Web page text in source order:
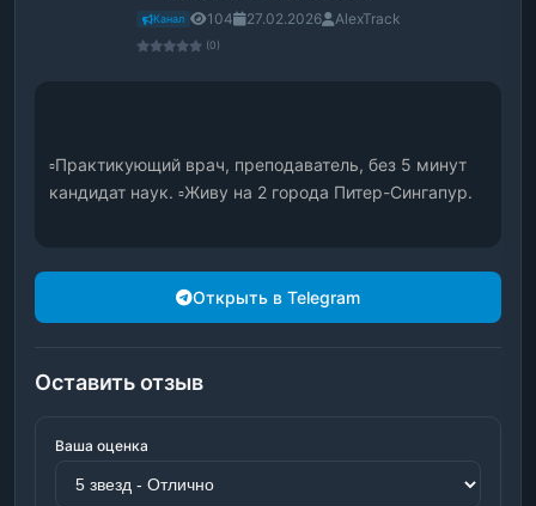
Канал 104 27.02.2026 AlexTrack
(0)
▫️Практикующий врач, преподаватель, без 5 минут
кандидат наук. ▫️Живу на 2 города Питер-Сингапур.
Открыть в Telegram
Оставить отзыв
Ваша оценка